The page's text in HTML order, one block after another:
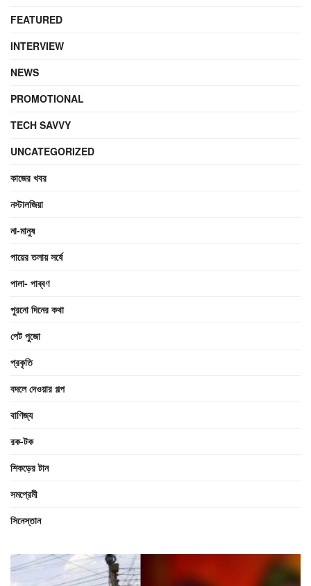
FEATURED
INTERVIEW
NEWS
PROMOTIONAL
TECH SAVVY
UNCATEGORIZED
কাজের খবর
নস্টালজিয়া
না-মানুষ
পায়ের তলায় সর্ষে
পালা- পাব্বণ
পুরনো দিনের কথা
পেট পুজো
প্রকৃতি
বদলে দেওয়ার গল্প
বাণিজ্য
রক-টক
শিকড়ের টান
সমপ্রেমী
সিনেস্তান